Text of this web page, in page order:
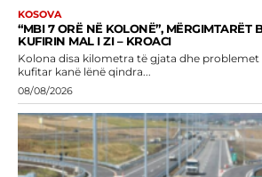
KOSOVA
“MBI 7 ORË NË KOLONË”, MËRGIMTARËT
KUFIRIN MAL I ZI – KROACI
Kolona disa kilometra të gjata dhe
kufitar kanë lënë qindra...
08/08/2026